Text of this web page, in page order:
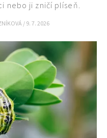
nebo ji zničí plíseň.
/ 9. 7. 2026